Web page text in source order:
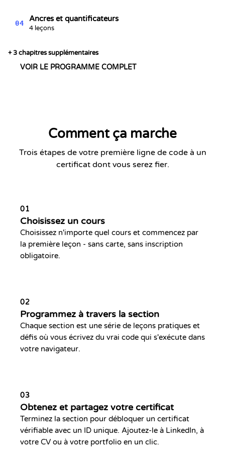
04
Ancres et quantificateurs
4 leçons
+ 3 chapitres supplémentaires
VOIR LE PROGRAMME COMPLET
Comment ça marche
Trois étapes de votre première ligne de code à un
certificat dont vous serez fier.
01
Choisissez un cours
Choisissez n'importe quel cours et commencez par
la première leçon - sans carte, sans inscription
obligatoire.
02
Programmez à travers la section
Chaque section est une série de leçons pratiques et
défis où vous écrivez du vrai code qui s'exécute dans
votre navigateur.
03
Obtenez et partagez votre certificat
Terminez la section pour débloquer un certificat
vérifiable avec un ID unique. Ajoutez-le à LinkedIn, à
votre CV ou à votre portfolio en un clic.